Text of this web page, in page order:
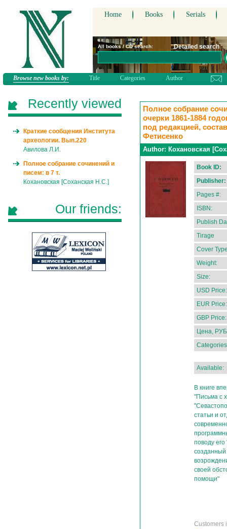
Home Books Serials
All books / CD search: Detailed search
Browse new books by: Title Categories Author
Полное собрание
очерки 1861-1884
под редакцией,
Фетисенко
Author: Кохановская
Book ID:
Publisher:
Pages #:
ISBN:
Publish
Tirage
Cover
Weight:
Size:
USD Price:
EUR Price:
GBP Price:
Цена,
Available:
В книге
"Письма с
статьи и
поводу
созданный
своей
помощи"
Customers
Recently viewed
Краткие сообщения Института
археологии. Вып.220
Авилова Л.И.
Полное собрание сочинений и
писем: в 7 т.
Кохановская [Соханская Н.С.]
Our friends: